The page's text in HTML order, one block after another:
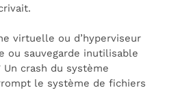
virtuelle ou d’hyperviseur
ou sauvegarde inutilisable
Un crash du système
le système de fichiers